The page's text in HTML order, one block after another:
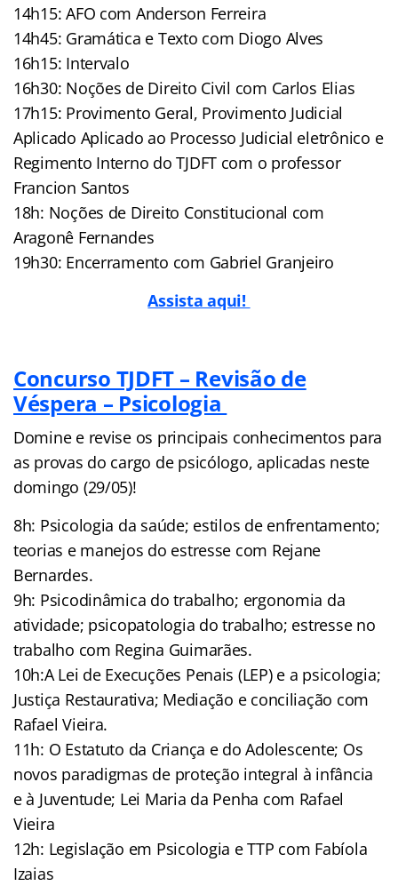
14h15: AFO com Anderson Ferreira
14h45: Gramática e Texto com Diogo Alves
16h15: Intervalo
16h30: Noções de Direito Civil com Carlos Elias
17h15: Provimento Geral, Provimento Judicial
Aplicado Aplicado ao Processo Judicial eletrônico e
Regimento Interno do TJDFT com o professor
Francion Santos
18h: Noções de Direito Constitucional com
Aragonê Fernandes
19h30: Encerramento com Gabriel Granjeiro
Assista aqui!
Concurso TJDFT – Revisão de
Véspera – Psicologia
Domine e revise os principais conhecimentos para
as provas do cargo de psicólogo, aplicadas neste
domingo (29/05)!
8h: Psicologia da saúde; estilos de enfrentamento;
teorias e manejos do estresse com Rejane
Bernardes.
9h: Psicodinâmica do trabalho; ergonomia da
atividade; psicopatologia do trabalho; estresse no
trabalho com Regina Guimarães.
10h:A Lei de Execuções Penais (LEP) e a psicologia;
Justiça Restaurativa; Mediação e conciliação com
Rafael Vieira.
11h: O Estatuto da Criança e do Adolescente; Os
novos paradigmas de proteção integral à infância
e à Juventude; Lei Maria da Penha com Rafael
Vieira
12h: Legislação em Psicologia e TTP com Fabíola
Izaias